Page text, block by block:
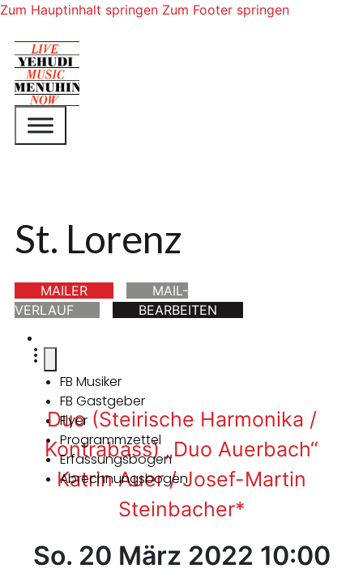
Zum Hauptinhalt springen Zum Footer springen
St. Lorenz
MAILER
MAIL-
VERLAUF
BEARBEITEN
FB Musiker
FB Gastgeber
Flyer
Programmzettel
Erfassungsbogen
Abrechnungsbogen
Duo (Steirische Harmonika /
Kontrabass) „Duo Auerbach“
Katrin Auer / Josef-Martin
Steinbacher*
So. 20 März 2022 10:00